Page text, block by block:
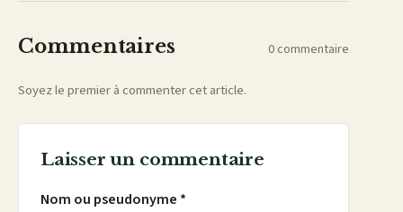
Commentaires 0 commentaire
Soyez le premier à commenter cet article.
Laisser un commentaire
Nom ou pseudonyme *